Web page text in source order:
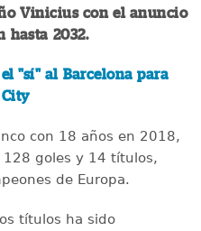
Vinicius con el anuncio
hasta 2032.
"sí" al Barcelona para
con 18 años en 2018,
goles y 14 títulos,
de Europa.
títulos ha sido